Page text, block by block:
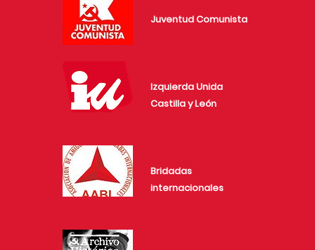
Juventud Comunista
Izquierda Unida
Castilla y León
Bridadas
internacionales